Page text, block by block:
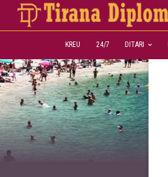
KREU 24/7 DITARI